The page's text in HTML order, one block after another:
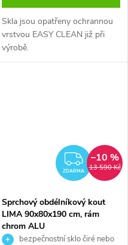
Skla jsou opatřeny ochrannou
vrstvou EASY CLEAN již při
výrobě.
ZDARMA 13 590 Kč
–10 %
Sprchový obdélníkový kout
LIMA 90x80x190 cm, rám
chrom ALU
bezpečnostní sklo čiré nebo